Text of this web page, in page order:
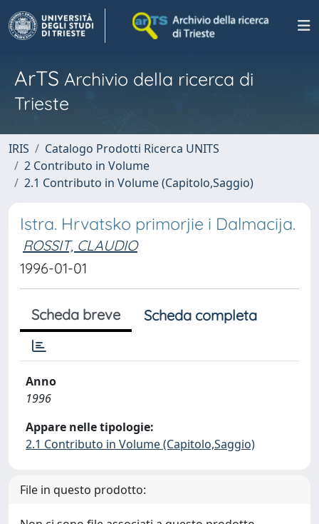
ArTS Archivio della ricerca di
Trieste
IRIS
Catalogo Prodotti Ricerca UNITS
2 Contributo in Volume
2.1 Contributo in Volume (Capitolo,Saggio)
Istra. Hrvatsko primorjie i Dalmacija.
ROSSIT, CLAUDIO
1996-01-01
Scheda breve Scheda completa
Anno
1996
Appare nelle tipologie:
2.1 Contributo in Volume (Capitolo,Saggio)
File in questo prodotto: